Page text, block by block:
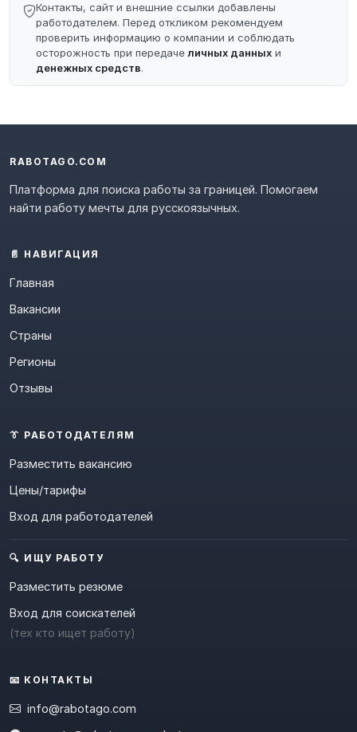
Контакты, сайт и внешние ссылки добавлены
работодателем. Перед откликом рекомендуем
проверить информацию о компании и соблюдать
осторожность при передачеличных данных и
денежных средств.
RABOTAGO.COM
Платформа для поиска работы за границей. Помогаем
найти работу мечты для русскоязычных.
📄 НАВИГАЦИЯ
Главная
Вакансии
Страны
Регионы
Отзывы
👔 РАБОТОДАТЕЛЯМ
Разместить вакансию
Цены/тарифы
Вход для работодателей
🔍 ИЩУ РАБОТУ
Разместить резюме
Вход для соискателей
(тех кто ищет работу)
📧 КОНТАКТЫ
info@rabotago.com